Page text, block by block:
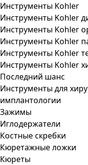
Инструменты Kohler
Инструменты Kohler
Инструменты Kohler
Инструменты Kohler
Инструменты Kohler
Инструменты Kohler
Последний шанс
Инструменты для
имплантологии
Зажимы
Иглодержатели
Костные скребки
Кюретажные ложки
Кюреты